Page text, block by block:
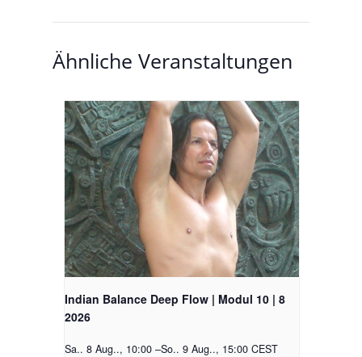
Ähnliche Veranstaltungen
Indian Balance Deep Flow | Modul 10 | 8
2026
Sa.. 8 Aug.., 10:00 –So.. 9 Aug.., 15:00 CEST